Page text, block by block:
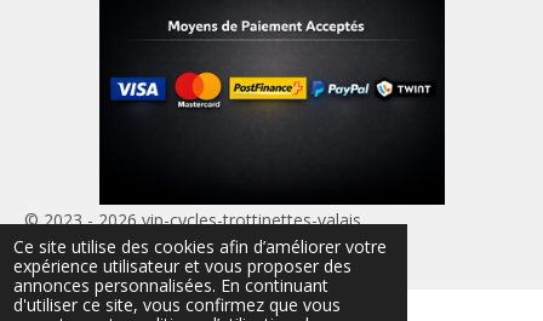
Ce site utilise des cookies afin d’améliorer votre
expérience utilisateur et vous proposer des
annonces personnalisées. En continuant
d'utiliser ce site, vous confirmez que vous
© 2023 - 2026 vip-cycles-trottinettes-valais
Propulsé par Webador